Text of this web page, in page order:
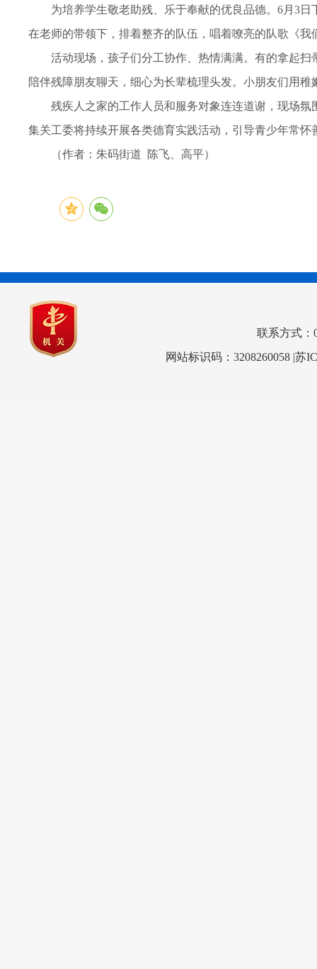
为培养学生敬老助残、乐于奉献的优良品德。6月3
在老师的带领下，排着整齐的队伍，唱着嘹亮的队歌《
活动现场，孩子们分工协作、热情满满。有的拿起
陪伴残障朋友聊天，细心为长辈梳理头发。小朋友们用
残疾人之家的工作人员和服务对象连连道谢，现场
集关工委将持续开展各类德育实践活动，引导青少年常怀
（作者：朱码街道 陈飞、高平）
联系方式：
网站标识码：3208260058 |苏